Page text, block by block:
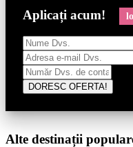
Aplicați acum!
Alte destinații